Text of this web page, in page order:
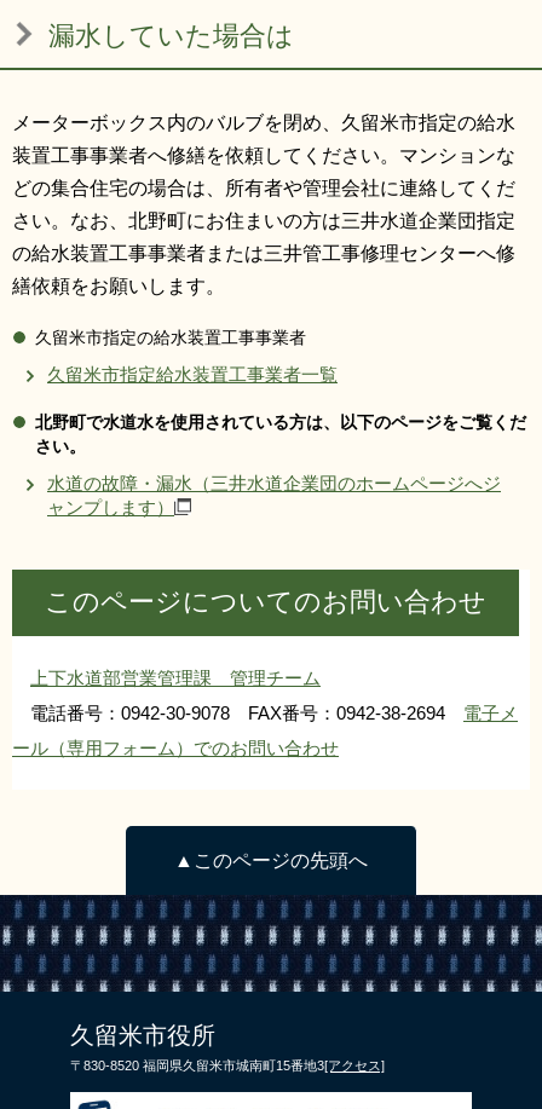
漏水していた場合は
メーターボックス内のバルブを閉め、久留米市指定の給水
装置工事事業者へ修繕を依頼してください。マンションな
どの集合住宅の場合は、所有者や管理会社に連絡してくだ
さい。なお、北野町にお住まいの方は三井水道企業団指定
の給水装置工事事業者または三井管工事修理センターへ修
繕依頼をお願いします。
久留米市指定の給水装置工事事業者
久留米市指定給水装置工事業者一覧
北野町で水道水を使用されている方は、以下のページをご覧くだ
さい。
水道の故障・漏水（三井水道企業団のホームページへジ
ャンプします）
このページについてのお問い合わせ
上下水道部営業管理課 管理チーム
電話番号：0942-30-9078 FAX番号：0942-38-2694 電子メ
ール（専用フォーム）でのお問い合わせ
▲このページの先頭へ
久留米市役所
〒830-8520 福岡県久留米市城南町15番地3[アクセス]